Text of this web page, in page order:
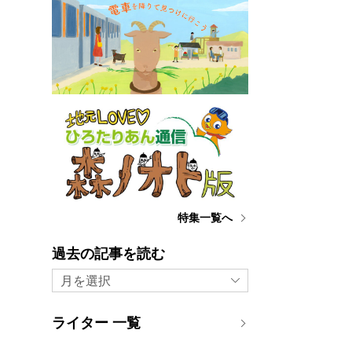
特集一覧へ
過去の記事を読む
月を選択
ライター 一覧